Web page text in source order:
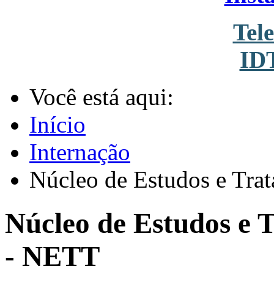
Você está aqui:
Início
Internação
Núcleo de Estudos e
Núcleo de Estudos e
- NETT